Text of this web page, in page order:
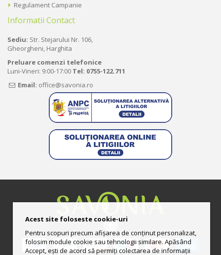
Regulament Campanie
Informatii Contact
Sediu: Str. Stejarului Nr. 106,
Gheorgheni, Harghita
Preluare comenzi telefonice
Luni-Vineri: 9:00-17:00 Tel: 0755-122.711
Email: office@savonia.ro
Acest site foloseste cookie-uri
Pentru scopuri precum afișarea de conținut personalizat,
folosim module cookie sau tehnologii similare. Apăsând
Accept, ești de acord să permiți colectarea de informații